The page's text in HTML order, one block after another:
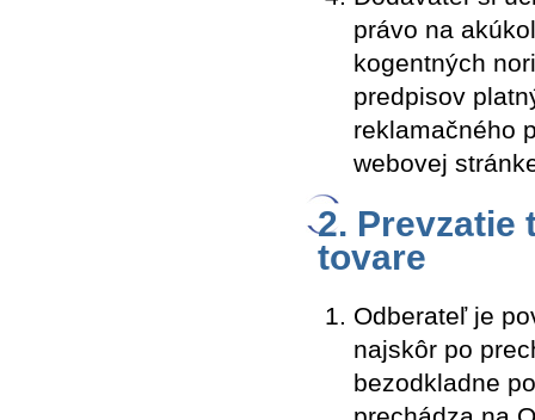
právo na
kogentných
predpisov
reklamačného
webovej
2. Prevzatie
tovare
Odberateľ je
najskôr po
bezodkladne